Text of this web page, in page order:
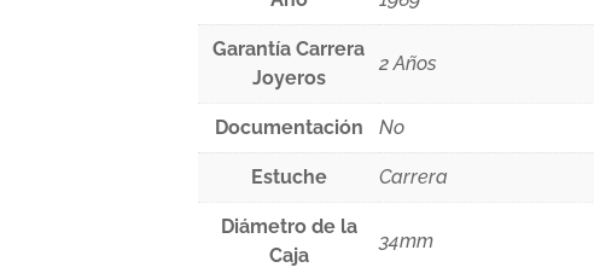
Garantía Carrera
Joyeros
2 Años
Documentación No
Estuche Carrera
Diámetro de la
Caja
34mm